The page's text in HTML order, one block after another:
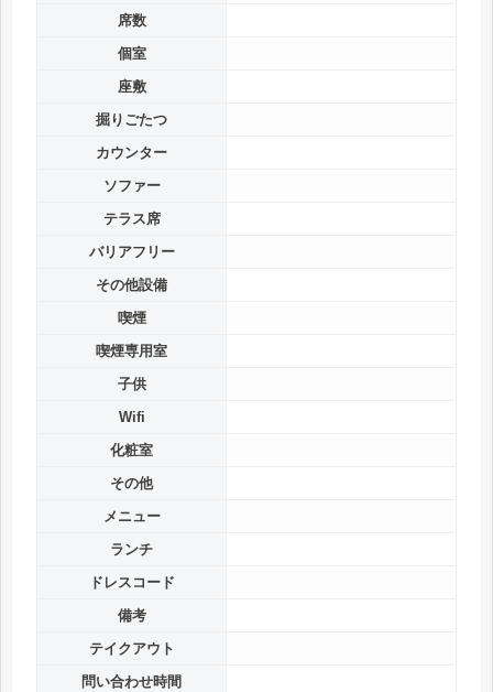
席数
個室
座敷
掘りごたつ
カウンター
ソファー
テラス席
バリアフリー
その他設備
喫煙
喫煙専用室
子供
Wifi
化粧室
その他
メニュー
ランチ
ドレスコード
備考
テイクアウト
問い合わせ時間